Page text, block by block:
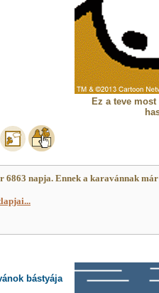
Ez a teve
6863 napja. Ennek a karavánnak
bástyája